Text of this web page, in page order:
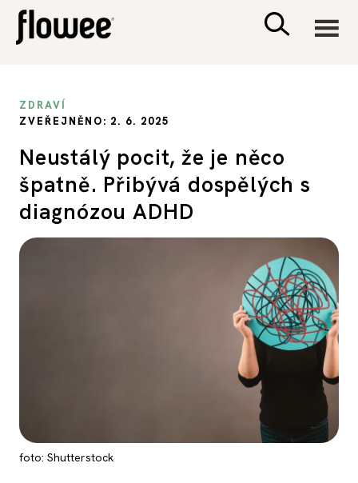
PSYCHOLOGIE
ZDRAVÍ
ZVEŘEJNĚNO: 2. 6. 2025
Neustálý pocit, že je něco
špatně. Přibývá dospělých s
diagnózou ADHD
foto: Shutterstock